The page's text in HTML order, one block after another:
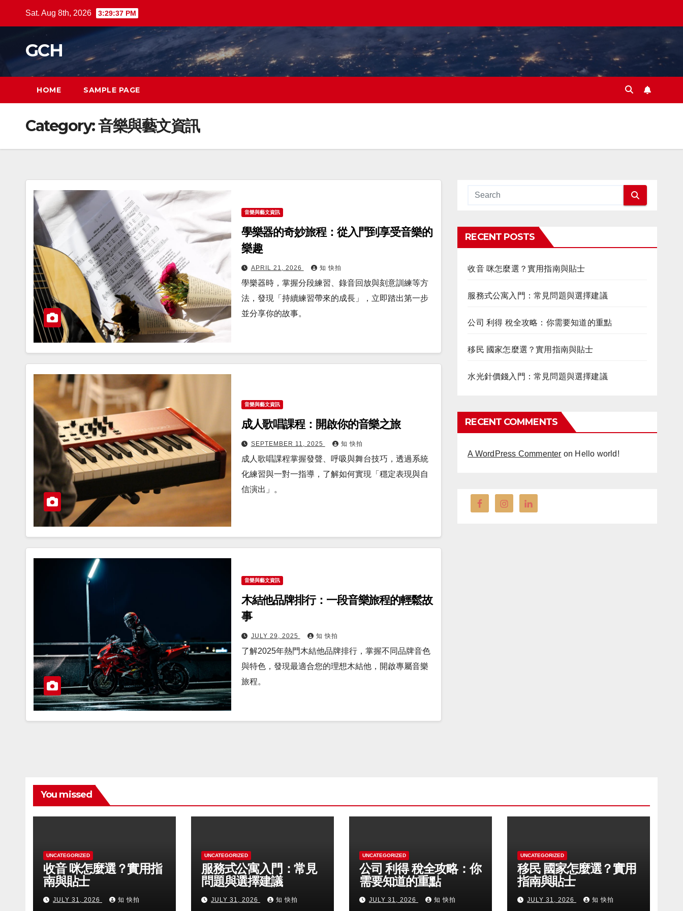
Sat. Aug 8th, 2026 3:29:37 PM
GCH
HOME SAMPLE PAGE
Category:音樂與藝文資訊
音樂與藝文資訊
學樂器的奇妙旅程：從入門到享受音樂的
樂趣
APRIL 21, 2026 知 快拍
學樂器時，掌握分段練習、錄音回放與刻意訓練等方
法，發現「持續練習帶來的成長」，立即踏出第一步
並分享你的故事。
音樂與藝文資訊
成人歌唱課程：開啟你的音樂之旅
SEPTEMBER 11, 2025 知 快拍
成人歌唱課程掌握發聲、呼吸與舞台技巧，透過系統
化練習與一對一指導，了解如何實現「穩定表現與自
信演出」。
音樂與藝文資訊
木結他品牌排行：一段音樂旅程的輕鬆故
事
JULY 29, 2025 知 快拍
了解2025年熱門木結他品牌排行，掌握不同品牌音色
與特色，發現最適合您的理想木結他，開啟專屬音樂
旅程。
RECENT POSTS
收音 咪怎麼選？實用指南與貼士
服務式公寓入門：常見問題與選擇建議
公司 利得 稅全攻略：你需要知道的重點
移民 國家怎麼選？實用指南與貼士
水光針價錢入門：常見問題與選擇建議
RECENT COMMENTS
A WordPress Commenter on Hello world!
You missed
UNCATEGORIZED
收音 咪怎麼選？實用指
南與貼士
JULY 31, 2026 知 快拍
UNCATEGORIZED
服務式公寓入門：常見
問題與選擇建議
JULY 31, 2026 知 快拍
UNCATEGORIZED
公司 利得 稅全攻略：你
需要知道的重點
JULY 31, 2026 知 快拍
UNCATEGORIZED
移民 國家怎麼選？實用
指南與貼士
JULY 31, 2026 知 快拍